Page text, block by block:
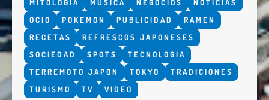
MITOLOGIA
MUSICA NEGOCIOS
NOTICIAS
OCIO
POKEMON PUBLICIDAD
RAMEN
RECETAS
REFRESCOS JAPONESES
SOCIEDAD
SPOTS
TECNOLOGIA
TERREMOTO JAPON
TOKYO
TRADICIONES
TURISMO
TV VIDEO